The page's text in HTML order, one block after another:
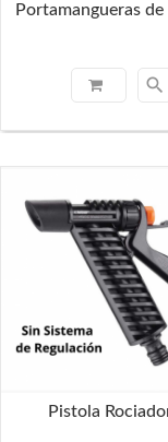
Portamangueras de
search
Pistola